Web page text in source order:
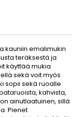
kauniin emalimukin
teräksestä ja
käyttää mukia
sekä voit myös
sopii sekä ruoalle
kahvista,
ainutlaatuinen, sillä
Pienet